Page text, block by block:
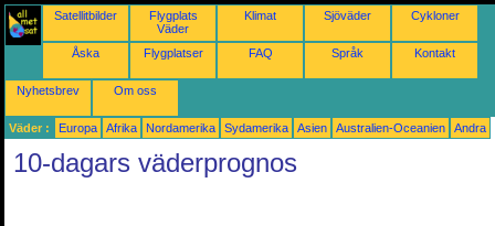
Satellitbilder
Flygplats
Väder
Klimat Sjöväder Cykloner
Åska Flygplatser FAQ Språk Kontakt
Nyhetsbrev Om oss
Väder : Europa Afrika Nordamerika Sydamerika Asien Australien-Oceanien Andra
10-dagars väderprognos